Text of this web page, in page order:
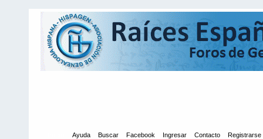
Ayuda Buscar Facebook Ingresar Contacto Registrarse